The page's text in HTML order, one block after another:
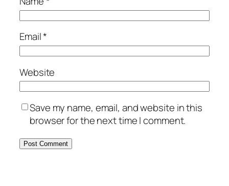
Email*
Website
Save my name, email, and website in this
browser for the next time I comment.